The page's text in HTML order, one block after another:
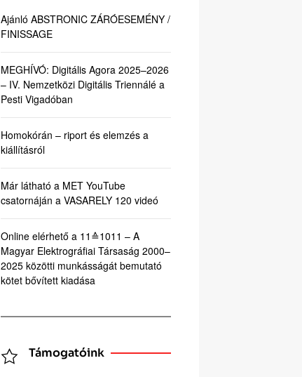
Ajánló ABSTRONIC ZÁRÓESEMÉNY /
FINISSAGE
MEGHÍVÓ: Digitális Agora 2025–2026
– IV. Nemzetközi Digitális Triennálé a
Pesti Vigadóban
Homokórán – riport és elemzés a
kiállításról
Már látható a MET YouTube
csatornáján a VASARELY 120 videó
Online elérhető a 11≙1011 – A
Magyar Elektrográfiai Társaság 2000–
2025 közötti munkásságát bemutató
kötet bővített kiadása
Támogatóink